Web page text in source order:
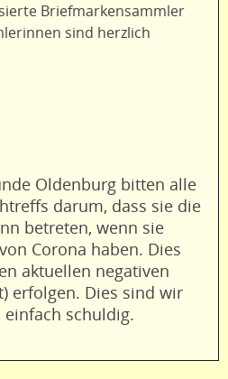
Briefmarkensammler
sind herzlich
Oldenburg bitten alle
darum, dass sie die
betreten, wenn sie
Corona haben. Dies
aktuellen negativen
erfolgen. Dies sind wir
schuldig.